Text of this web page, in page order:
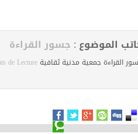
الموضوع : جسور القراءة
القراءة جمعية مدنية ثقافيةde Lecture